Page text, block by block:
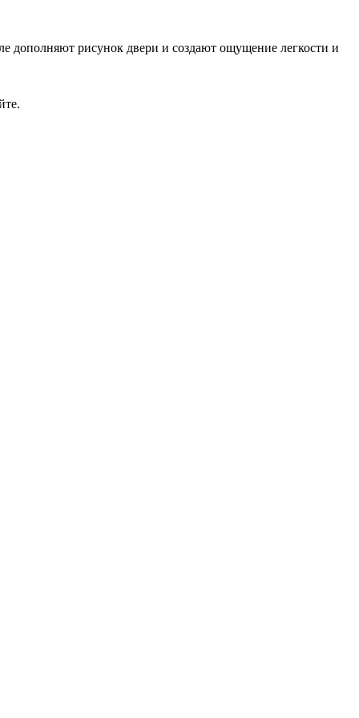
дополняют рисунок двери и создают ощущение легкости и